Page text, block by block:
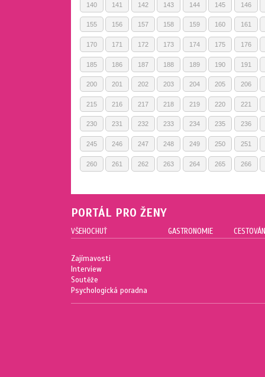
140 141 142 143 144 145 146
155 156 157 158 159 160 161
170 171 172 173 174 175 176
185 186 187 188 189 190 191
200 201 202 203 204 205 206
215 216 217 218 219 220 221
230 231 232 233 234 235 236
245 246 247 248 249 250 251
260 261 262 263 264 265 266
PORTÁL PRO ŽENY
VŠEHOCHUŤ
Zajímavosti
Interview
Soutěže
Psychologická poradna
GASTRONOMIE